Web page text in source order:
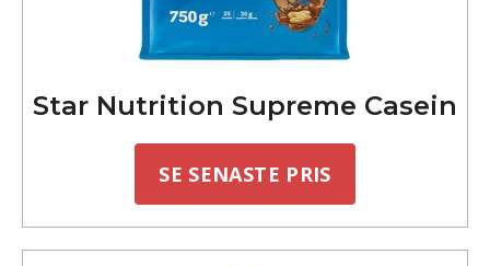
Star Nutrition Supreme Casein
SE SENASTE PRIS